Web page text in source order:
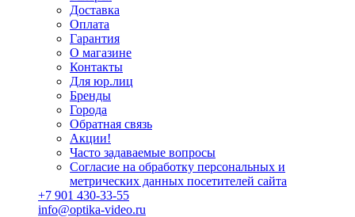
Доставка
Оплата
Гарантия
О магазине
Контакты
Для юр.лиц
Бренды
Города
Обратная связь
Акции!
Часто задаваемые вопросы
Согласие на обработку персональных и
метрических данных посетителей сайта
+7 901 430-33-55
info@optika-video.ru